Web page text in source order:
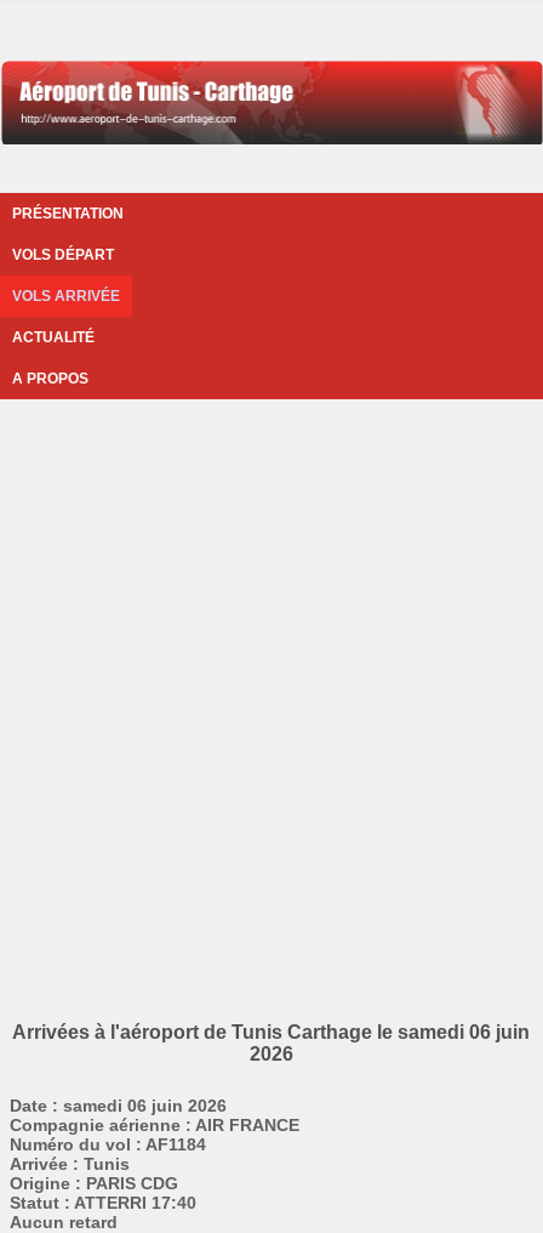
PRÉSENTATION
VOLS DÉPART
VOLS ARRIVÉE
ACTUALITÉ
A PROPOS
Arrivées à l'aéroport de Tunis Carthage le samedi 06 juin
2026
Date : samedi 06 juin 2026
Compagnie aérienne : AIR FRANCE
Numéro du vol : AF1184
Arrivée : Tunis
Origine : PARIS CDG
Statut : ATTERRI 17:40
Aucun retard